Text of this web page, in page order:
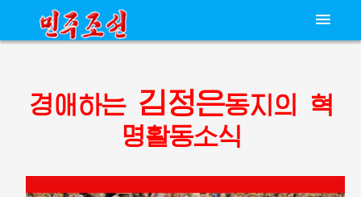
경애하는 김정은동지의
혁
명활동소식